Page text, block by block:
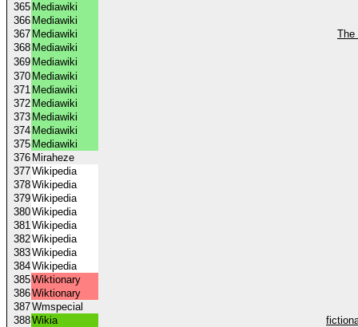
365 Mediawiki
366 Mediawiki
367 Mediawiki
The
368 Mediawiki
369 Mediawiki
370 Mediawiki
371 Mediawiki
372 Mediawiki
373 Mediawiki
374 Mediawiki
375 Mediawiki
376 Miraheze
377Wikipedia
378Wikipedia
379Wikipedia
380Wikipedia
381Wikipedia
382Wikipedia
383Wikipedia
384Wikipedia
385Wiktionary
386Wiktionary
387Wmspecial
388Wikia